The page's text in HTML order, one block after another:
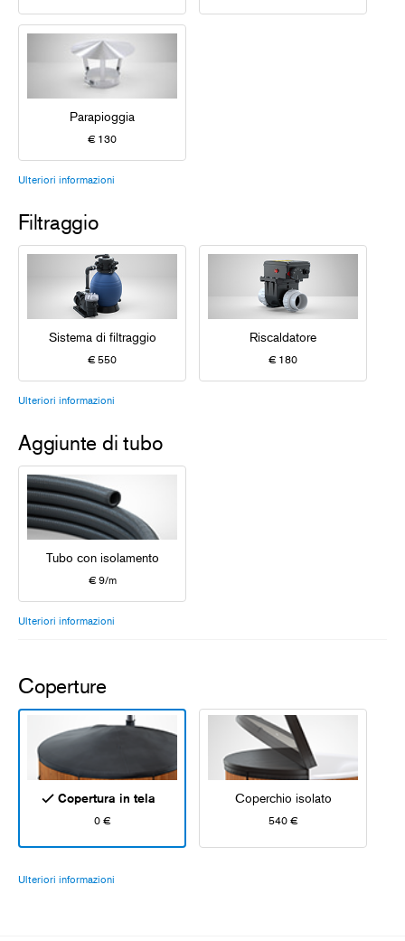
Parapioggia
€ 130
Ulteriori informazioni
Filtraggio
Sistema di filtraggio
€ 550
Riscaldatore
€ 180
Ulteriori informazioni
Aggiunte di tubo
Tubo con isolamento
€ 9/m
Ulteriori informazioni
Coperture
Copertura in tela
0 €
Coperchio isolato
540 €
Ulteriori informazioni